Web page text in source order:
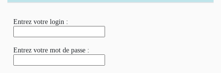
Entrez votre login :
Entrez votre mot de passe :